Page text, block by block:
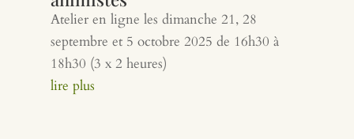
Atelier en ligne les dimanche 21, 28
septembre et 5 octobre 2025 de 16h30 à
18h30 (3 x 2 heures)
lire plus